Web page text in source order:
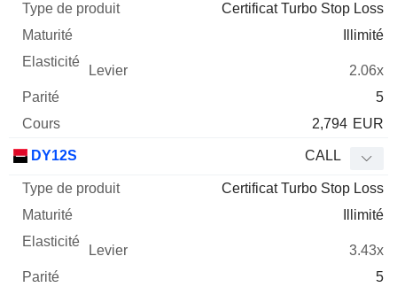
Mnemo Type produit
Elasticité Levier Parité
Certificat Turbo Stop Loss
Illimité
2.06x
5
2,794 EUR
DY12S CALL
Certificat Turbo Stop Loss
Illimité
3.43x
5